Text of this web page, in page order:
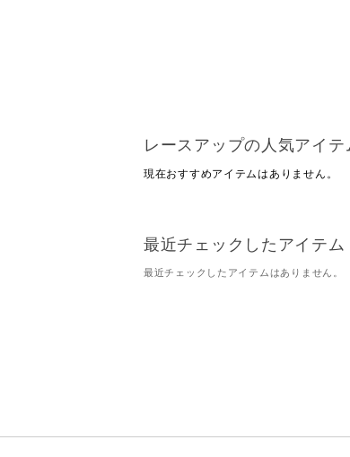
レースアップの人気アイテ
現在おすすめアイテムはありません。
最近チェックしたアイテム
最近チェックしたアイテムはありません。